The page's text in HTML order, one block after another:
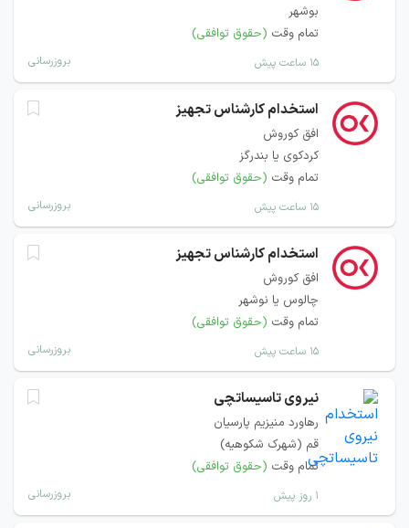
بوشهر
تمام وقت (حقوق توافقی)
۱۵ ساعت پیش بروزرسانی
استخدام کارشناس تجهیز
افق کوروش
کردکوی یا بندرگز
تمام وقت (حقوق توافقی)
۱۵ ساعت پیش بروزرسانی
استخدام کارشناس تجهیز
افق کوروش
چالوس یا نوشهر
تمام وقت (حقوق توافقی)
۱۵ ساعت پیش بروزرسانی
نیروی تاسیساتچی
رهاورد منیزیم پارسیان
قم (شهرک شکوهیه)
تمام وقت (حقوق توافقی)
۱ روز پیش بروزرسانی